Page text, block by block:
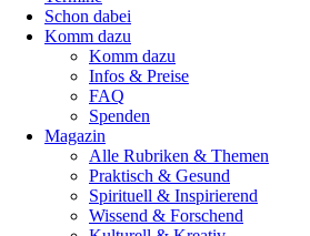
Schon dabei
Komm dazu
Komm dazu
Infos & Preise
FAQ
Spenden
Magazin
Alle Rubriken & Themen
Praktisch & Gesund
Spirituell & Inspirierend
Wissend & Forschend